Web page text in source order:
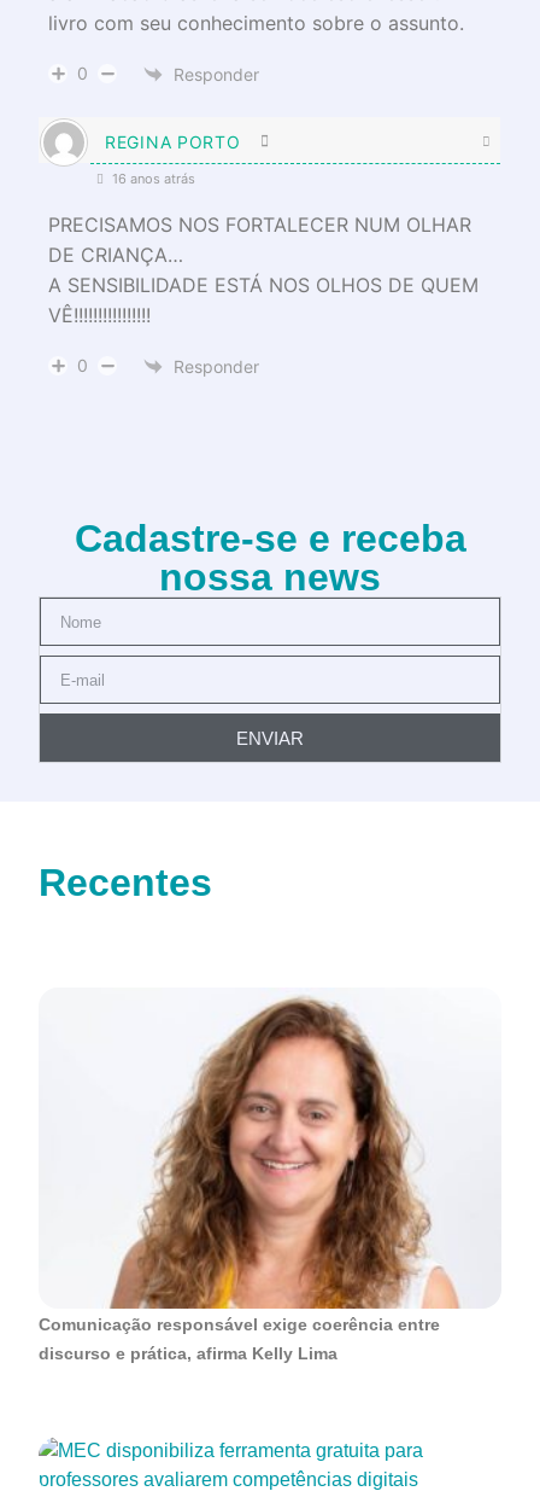
livro com seu conhecimento sobre o assunto.
0 Responder
REGINA PORTO
16 anos atrás
PRECISAMOS NOS FORTALECER NUM OLHAR
DE CRIANÇA…
A SENSIBILIDADE ESTÁ NOS OLHOS DE QUEM
VÊ!!!!!!!!!!!!!!!!
0 Responder
Cadastre-se e receba
nossa news
ENVIAR
Recentes
Comunicação responsável exige coerência entre
discurso e prática, afirma Kelly Lima